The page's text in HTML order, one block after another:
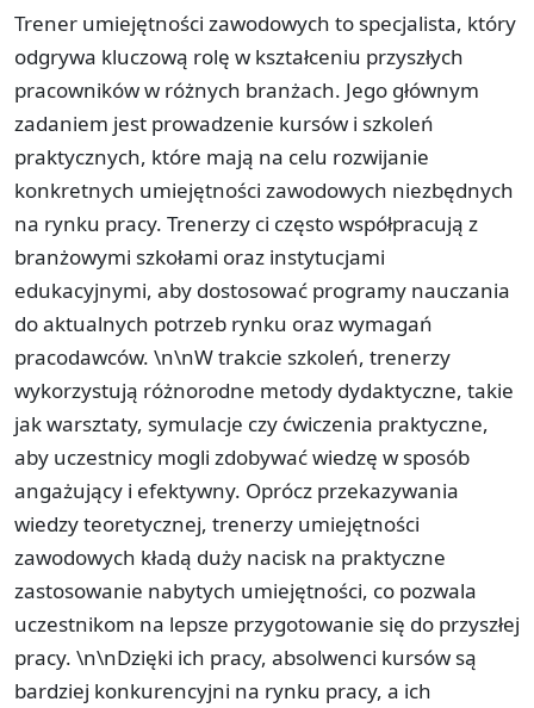
Trener umiejętności zawodowych to specjalista, który
odgrywa kluczową rolę w kształceniu przyszłych
pracowników w różnych branżach. Jego głównym
zadaniem jest prowadzenie kursów i szkoleń
praktycznych, które mają na celu rozwijanie
konkretnych umiejętności zawodowych niezbędnych
na rynku pracy. Trenerzy ci często współpracują z
branżowymi szkołami oraz instytucjami
edukacyjnymi, aby dostosować programy nauczania
do aktualnych potrzeb rynku oraz wymagań
pracodawców. \n\nW trakcie szkoleń, trenerzy
wykorzystują różnorodne metody dydaktyczne, takie
jak warsztaty, symulacje czy ćwiczenia praktyczne,
aby uczestnicy mogli zdobywać wiedzę w sposób
angażujący i efektywny. Oprócz przekazywania
wiedzy teoretycznej, trenerzy umiejętności
zawodowych kładą duży nacisk na praktyczne
zastosowanie nabytych umiejętności, co pozwala
uczestnikom na lepsze przygotowanie się do przyszłej
pracy. \n\nDzięki ich pracy, absolwenci kursów są
bardziej konkurencyjni na rynku pracy, a ich